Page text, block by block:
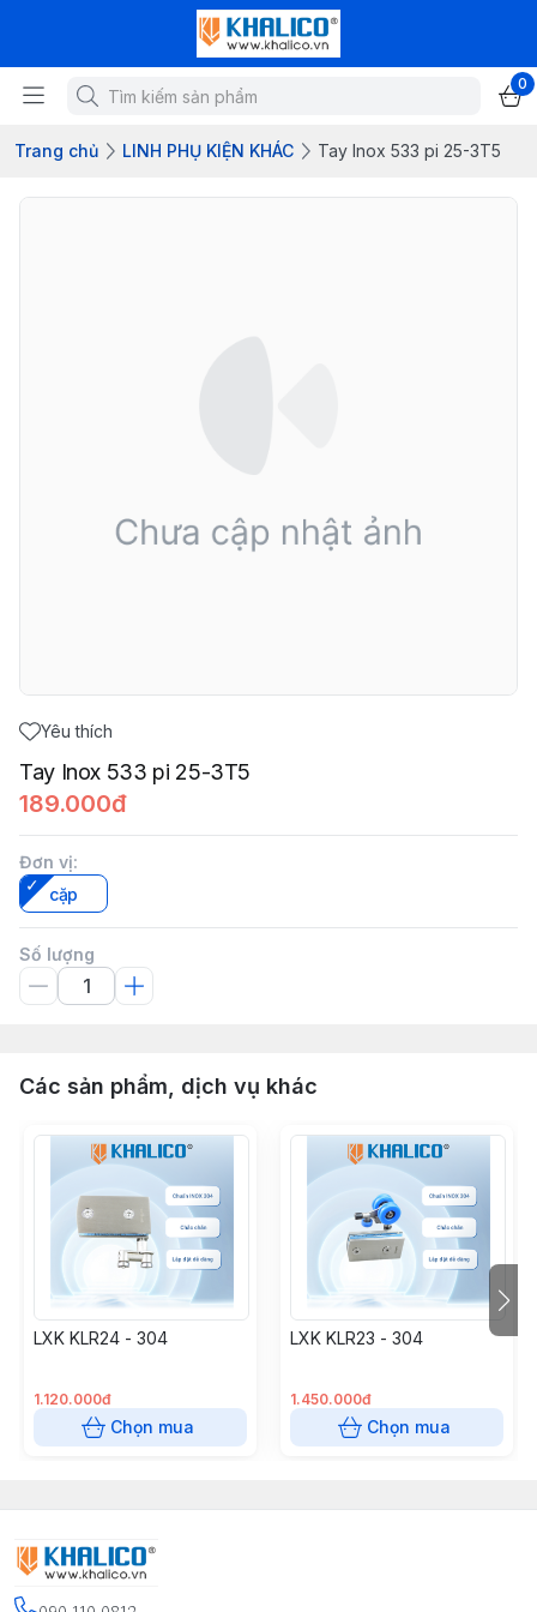
0
Trang chủ LINH PHỤ KIỆN KHÁC Tay Inox 533 pi 25-3T5
Yêu thích
Tay Inox 533 pi 25-3T5
189.000đ
Đơn vị:
cặp
Số lượng
Các sản phẩm, dịch vụ khác
LXK KLR24 - 304
1.120.000đ
Chọn mua
LXK KLR23 - 304
1.450.000đ
Chọn mua